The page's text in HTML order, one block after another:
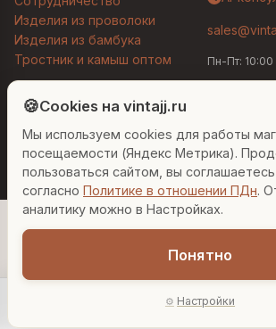
Изделия из проволоки
Изделия из бамбука
Тростник и камыш оптом
Пн-Пт: 10:00
© 2026 Vintajj. Все права защищены.
Договор оферты
Политика конфиденциальности
Согласие на обработку ПДн
Настройки cookies
🍪Cookies на vintajj.ru
Мы используем cookies для работы
посещаемости (Яндекс Метрика).
пользоваться сайтом, вы
согласно Политике в отношении ПДн.
аналитику можно в Настройках.
Понятно
Настройки
Людмила
Привет! Я Людмила, ваш персональный
консультант по декору. Чем могу помочь?
Вазы для гостиной Подарок до 5000₽